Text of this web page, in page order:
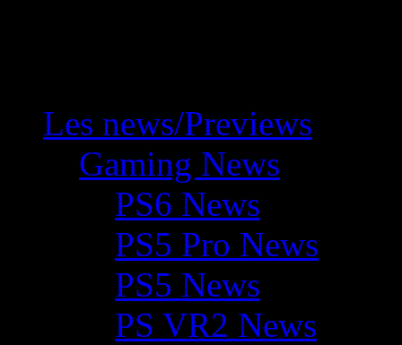
Les news/Previews
Gaming News
PS6 News
PS5 Pro News
PS5 News
PS VR2 News